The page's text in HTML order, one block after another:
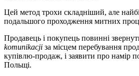
Цей метод трохи складніший, але
подальшого проходження митних
Продавець і покупець повинні
komunikacji за місцем перебування
купівлю-продаж, і заявити про намір
Польщі.